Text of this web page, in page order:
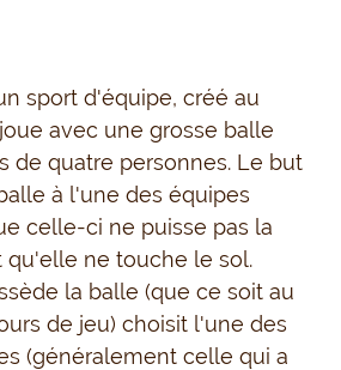
sport d'équipe, créé au
avec une grosse balle
de quatre personnes. Le but
à l'une des équipes
celle-ci ne puisse pas la
qu'elle ne touche le sol.
la balle (que ce soit au
de jeu) choisit l'une des
(généralement celle qui a